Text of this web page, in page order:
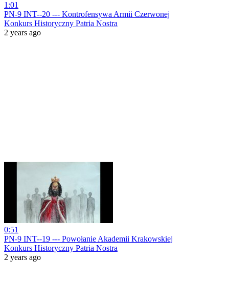
1:01
PN-9 INT--20 --- Kontrofensywa Armii Czerwonej
Konkurs Historyczny Patria Nostra
2 years ago
0:51
PN-9 INT--19 --- Powołanie Akademii Krakowskiej
Konkurs Historyczny Patria Nostra
2 years ago